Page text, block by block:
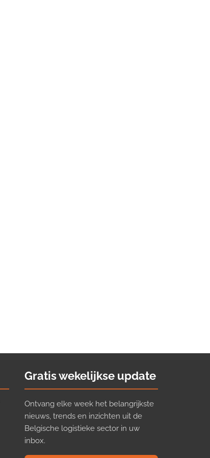
Gratis wekelijkse update
Ontvang elke week het belangrijkste
nieuws, trends en inzichten uit de
Belgische logistieke sector in uw
inbox.